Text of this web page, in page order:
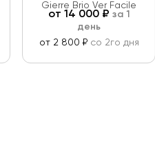
Gierre Brio Ver Facile
от 14 000₽ за 1
день
от 2 800 ₽ со 2го дня